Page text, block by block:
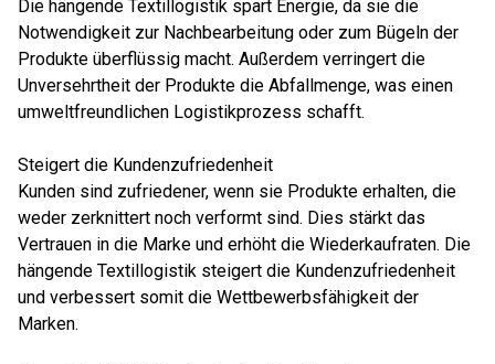
Die hängende Textillogistik spart Energie, da sie die
Notwendigkeit zur Nachbearbeitung oder zum Bügeln der
Produkte überflüssig macht. Außerdem verringert die
Unversehrtheit der Produkte die Abfallmenge, was einen
umweltfreundlichen Logistikprozess schafft.
Steigert die Kundenzufriedenheit
Kunden sind zufriedener, wenn sie Produkte erhalten, die
weder zerknittert noch verformt sind. Dies stärkt das
Vertrauen in die Marke und erhöht die Wiederkaufraten. Die
hängende Textillogistik steigert die Kundenzufriedenheit
und verbessert somit die Wettbewerbsfähigkeit der
Marken.